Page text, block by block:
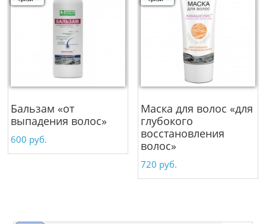
Бальзам «от
выпадения волос»
600 руб.
Маска для волос «для
глубокого
восстановления
волос»
720 руб.